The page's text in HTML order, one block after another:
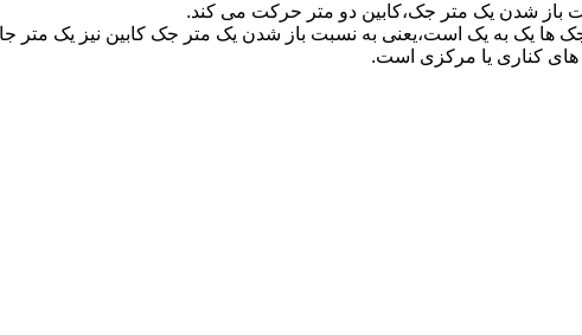
باز شدن یک متر جک،کابین دو متر حرکت می کند.
ها یک به یک است،یعنی به نسبت باز شدن یک متر جک کابین نیز یک متر
کناری یا مرکزی است.